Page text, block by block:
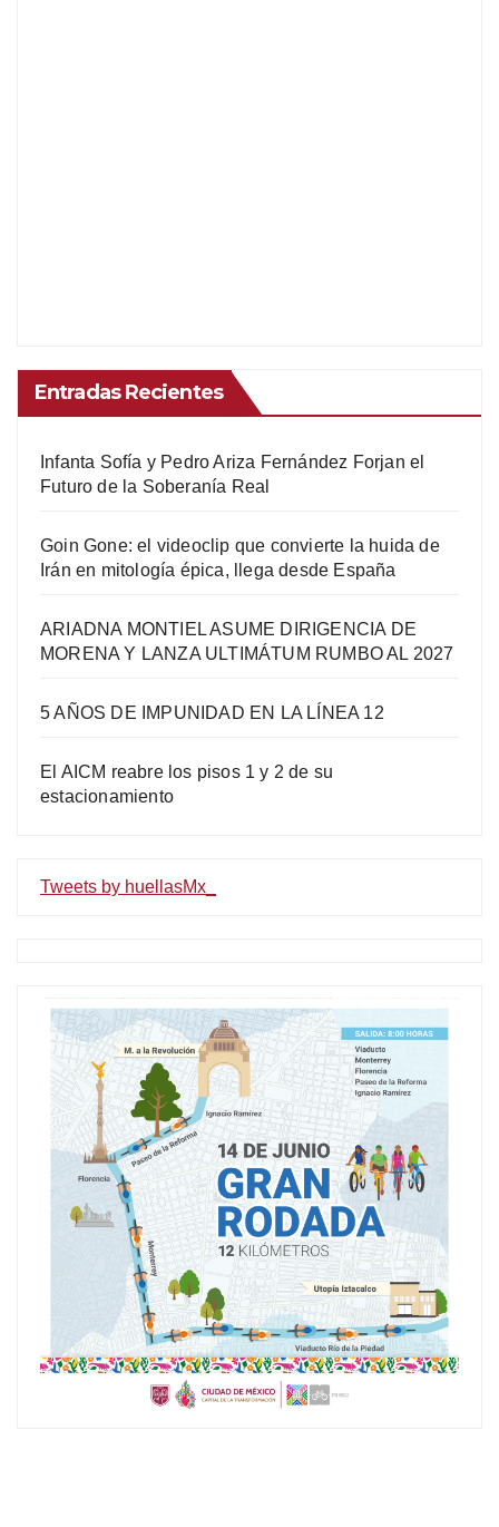
Entradas Recientes
Infanta Sofía y Pedro Ariza Fernández Forjan el
Futuro de la Soberanía Real
Goin Gone: el videoclip que convierte la huida de
Irán en mitología épica, llega desde España
ARIADNA MONTIEL ASUME DIRIGENCIA DE
MORENA Y LANZA ULTIMÁTUM RUMBO AL 2027
5 AÑOS DE IMPUNIDAD EN LA LÍNEA 12
El AICM reabre los pisos 1 y 2 de su
estacionamiento
Tweets by huellasMx_